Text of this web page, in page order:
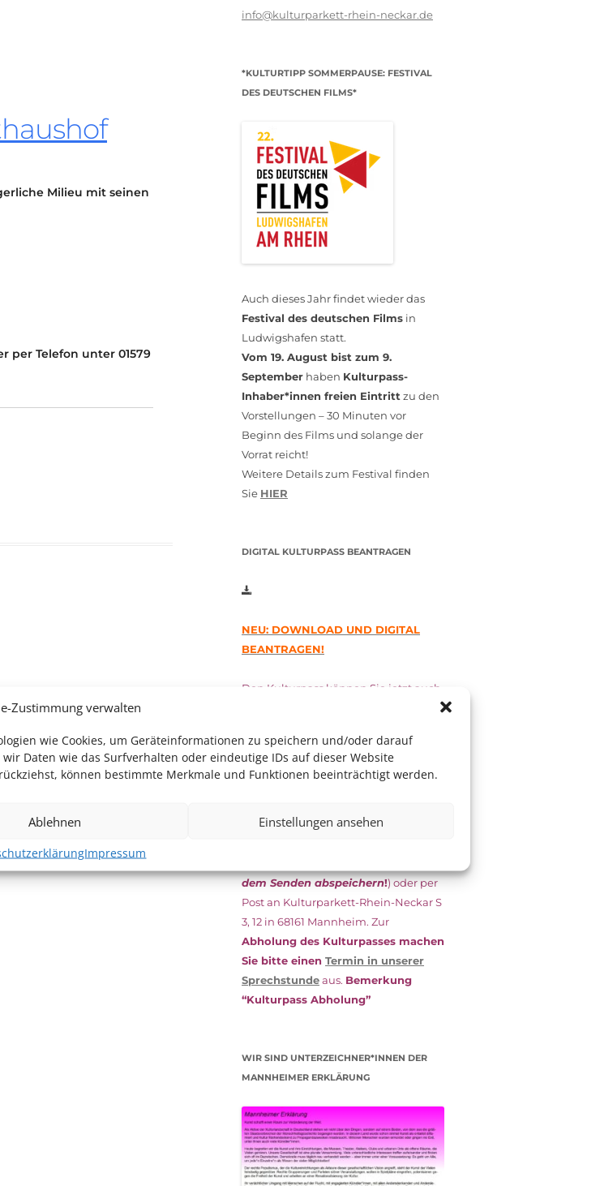
Zustimmung verwalten
wie Cookies, um Geräteinformationen zu speichern und/oder darauf
Daten wie das Surfverhalten oder eindeutige IDs auf dieser Website
können bestimmte Merkmale und Funktionen beeinträchtigt werden.
Ablehnen Einstellungen ansehen
Impressum
Milieu mit seinen
per Telefon unter 01579
info@kulturparkett-rhein-neckar.de
*KULTURTIPP SOMMERPAUSE: FESTIVAL
DES DEUTSCHEN FILMS*
Auch dieses Jahr findet wieder das
Festival des deutschen Films in
Ludwigshafen statt.
Vom 19. August bist zum 9.
September haben Kulturpass-
Inhaber*innen freien Eintritt zu den
Vorstellungen – 30 Minuten vor
Beginn des Films und solange der
Vorrat reicht!
Weitere Details zum Festival finden
Sie HIER
DIGITAL KULTURPASS BEANTRAGEN
NEU: DOWNLOAD UND DIGITAL
BEANTRAGEN!
Den Kulturpass können Sie jetzt auch
esunterschriebenzusammen mit
dem aktuellen
(Bürgergeld/
das Kulturparkett zurück: Per E-Mail
dem Senden abspeichern!) oder per
Post an Kulturparkett-Rhein-Neckar S
3, 12 in 68161 Mannheim. Zur
Abholung des Kulturpasses machen
Sie bitte einen Termin in unserer
Sprechstundeaus. Bemerkung
“Kulturpass Abholung”
WIR SIND UNTERZEICHNER*INNEN DER
MANNHEIMER ERKLÄRUNG